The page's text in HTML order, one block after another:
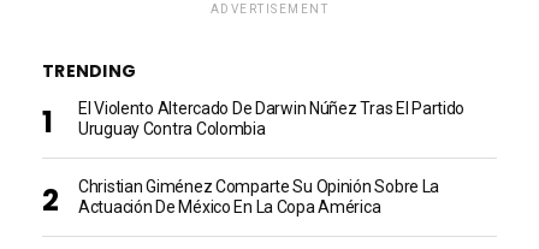
ADVERTISEMENT
TRENDING
El Violento Altercado De Darwin Núñez Tras El Partido
Uruguay Contra Colombia
Christian Giménez Comparte Su Opinión Sobre La
Actuación De México En La Copa América